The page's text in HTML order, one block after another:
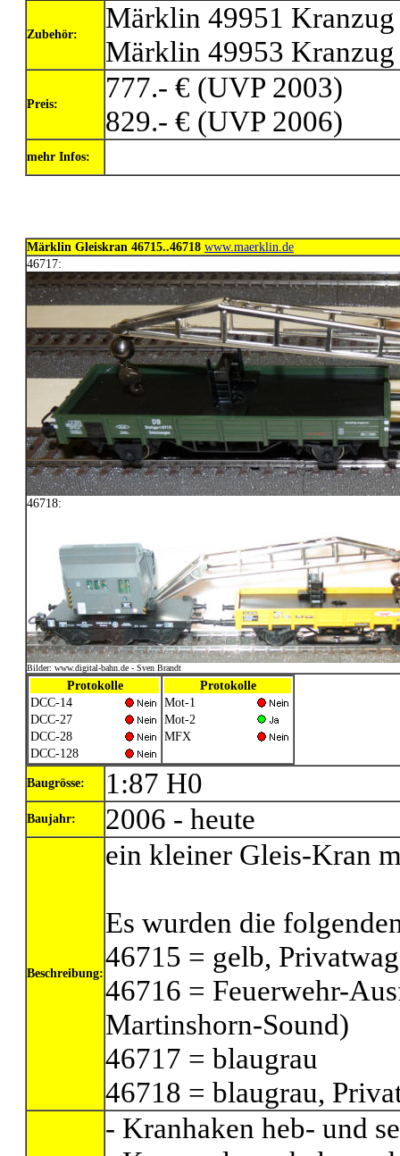
Zubehör:
Märklin 49951
Märklin 49953
Preis:
777.- € (UVP 2003)
829.- € (UVP 2006)
mehr Infos:
Märklin Gleiskran 46715..46718 www.maerklin.de
46717:
46718:
Bilder: www.digital-bahn.de - Sven Brandt
Protokolle
DCC-14
DCC-27
DCC-28
DCC-128
Protokolle
Mot-1
Mot-2
MFX
Baugrösse: 1:87 H0
Baujahr: 2006 - heute
Beschreibung:
ein kleiner Gleis-Kran
Es wurden die
46715 = gelb,
46716 = Feuerwehr-
Martinshorn-Sound)
46717 = blaugrau
46718 = blaugrau,
- Kranhaken heb- und